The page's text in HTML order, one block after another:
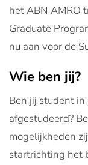
het ABN AMRO
Graduate
nu aan voor de
Wie ben jij?
Ben jij student
afgestudeerd?
mogelijkheden
startrichting het